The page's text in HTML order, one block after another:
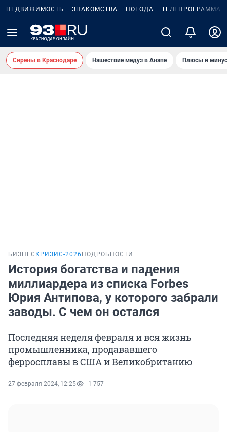
НЕДВИЖИМОСТЬ ЗНАКОМСТВА ПОГОДА ТЕЛЕПРОГРАММА
Сирены в Краснодаре Нашествие медуз в Анапе Плюсы и
БИЗНЕС КРИЗИС-2026 ПОДРОБНОСТИ
История богатства и падения
миллиардера из списка Forbes
Юрия Антипова, у которого забрали
заводы. С чем он остался
Последняя неделя февраля и вся жизнь
промышленника, продававшего
ферросплавы в США и Великобританию
27 февраля 2024, 12:25 1 757